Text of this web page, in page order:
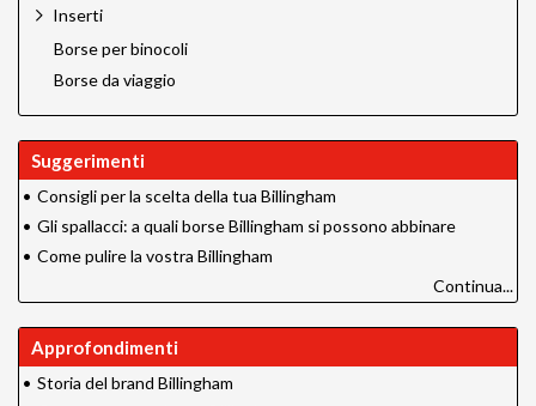
Inserti
Borse per binocoli
Borse da viaggio
Suggerimenti
• Consigli per la scelta della tua Billingham
• Gli spallacci: a quali borse Billingham si possono abbinare
• Come pulire la vostra Billingham
Continua...
Approfondimenti
• Storia del brand Billingham